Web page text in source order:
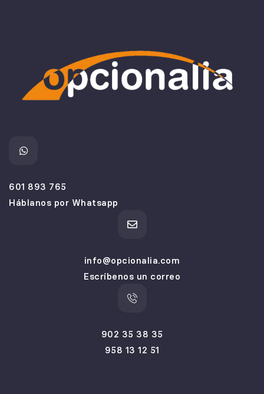
601 893 765
Háblanos por Whatsapp
info@opcionalia.com
Escríbenos un correo
902 35 38 35
958 13 12 51